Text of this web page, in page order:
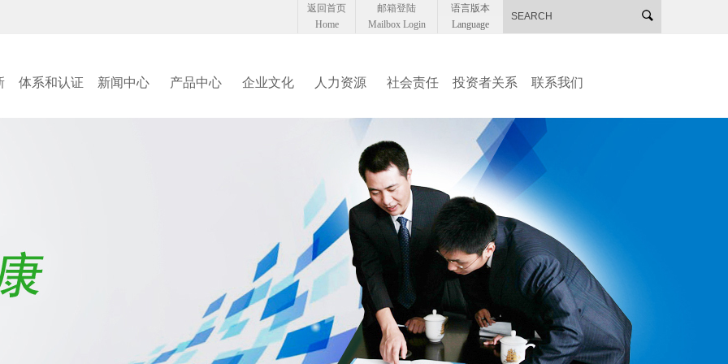
语言版本
Language
邮箱登陆
Mailbox Login
返回首页
Home
体系和认证 新闻中心 产品中心 企业文化 人力资源 社会责任 投资者关系 联系我们